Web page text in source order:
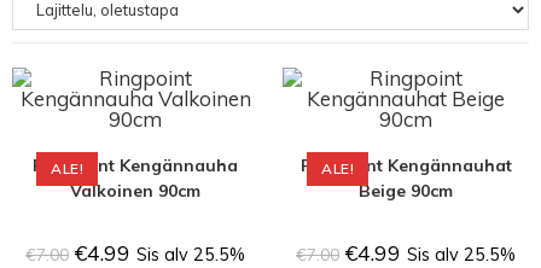
ALE!
Ringpoint Kengännauha
Valkoinen 90cm
€7.00 €4.99 Sis alv 25.5%
ALE!
Ringpoint Kengännauhat
Beige 90cm
€7.00 €4.99 Sis alv 25.5%